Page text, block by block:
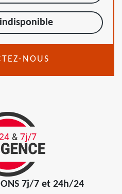
indisponible
NOUS
7j/7 et 24h/24